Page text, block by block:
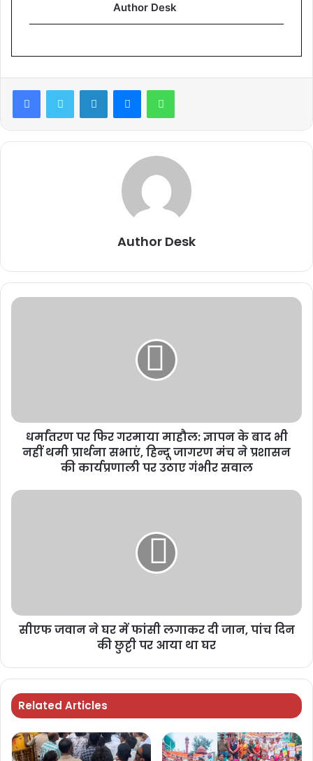
Author Desk
FacebookTwitter LinkedInMessengerWhatsApp
Author Desk
धर्मांतरण पर फिर गरमाया माहौल: ज्ञापन के बाद भी
नहीं थमी प्रार्थना सभाएं, हिन्दू जागरण मंच ने प्रशासन
की कार्यप्रणाली पर उठाए गंभीर सवाल
सीएफ जवान ने घर में फांसी लगाकर दी जान, पांच दिन
की छुट्टी पर आया था घर
Related Articles